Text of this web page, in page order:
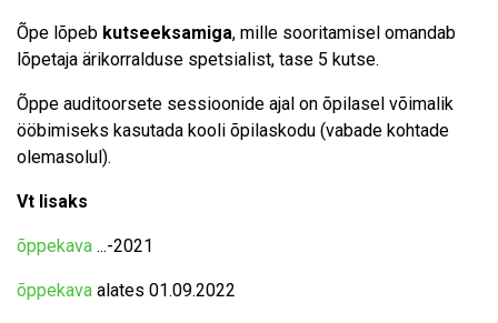
Õpe lõpeb kutseeksamiga, mille sooritamisel omandab
lõpetaja ärikorralduse spetsialist, tase 5 kutse.
Õppe auditoorsete sessioonide ajal on õpilasel võimalik
ööbimiseks kasutada kooli õpilaskodu (vabade kohtade
olemasolul).
Vt lisaks
õppekava ...-2021
õppekava alates 01.09.2022